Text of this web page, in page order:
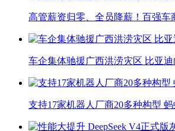
高管薪资归零、全员降薪！百强
车企集体驰援广西洪涝灾区 比亚
支持17家机器人厂商20多种构型